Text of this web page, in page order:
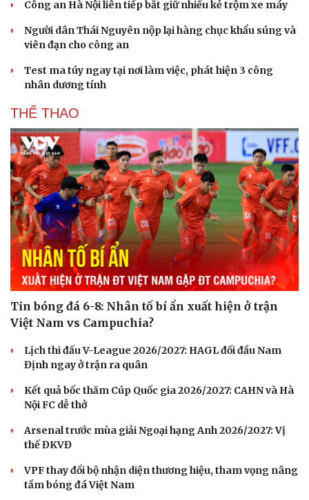
Cải chính
Công an Hà Nội liên tiếp bắt giữ nhiều kẻ trộm xe máy
Người dân Thái Nguyên nộp lại hàng chục khẩu súng và
viên đạn cho công an
Test ma túy ngay tại nơi làm việc, phát hiện 3 công
nhân dương tính
THỂ THAO
Tin bóng đá 6-8: Nhân tố bí ẩn xuất hiện ở trận
Việt Nam vs Campuchia?
Lịch thi đấu V-League 2026/2027: HAGL đối đầu Nam
Định ngay ở trận ra quân
Kết quả bốc thăm Cúp Quốc gia 2026/2027: CAHN và Hà
Nội FC dễ thở
Arsenal trước mùa giải Ngoại hạng Anh 2026/2027: Vị
thế ĐKVĐ
VPF thay đổi bộ nhận diện thương hiệu, tham vọng nâng
tầm bóng đá Việt Nam